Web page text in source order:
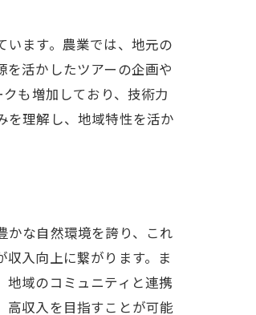
ます。農業では、地元の
活かしたツアーの企画や
も増加しており、技術力
を理解し、地域特性を活か
かな自然環境を誇り、これ
入向上に繋がります。ま
域のコミュニティと連携
高収入を目指すことが可能